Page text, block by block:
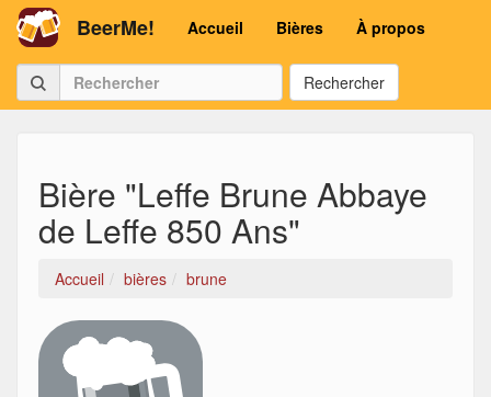
BeerMe! Accueil Bières À propos
Rechercher
Bière "Leffe Brune Abbaye
de Leffe 850 Ans"
Accueil bières brune